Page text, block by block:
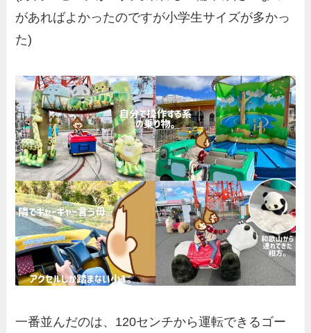
があればよかったのですが小学生サイズが多かっ
た)
一番並んだのは、120センチから運転できるゴー